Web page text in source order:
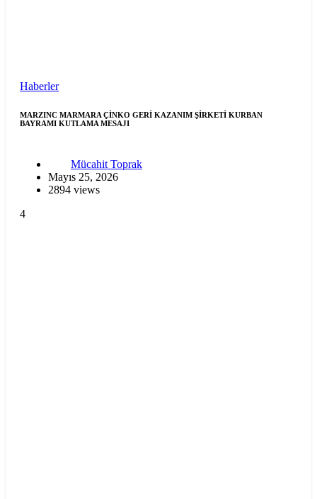
Haberler
MARZINC MARMARA ÇİNKO GERİ KAZANIM ŞİRKETİ KURBAN
BAYRAMI KUTLAMA MESAJI
Mücahit Toprak
Mayıs 25, 2026
2894 views
4